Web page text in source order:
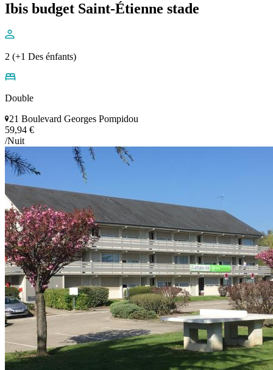
Ibis budget Saint-Étienne stade
2 (+1 Des énfants)
Double
21 Boulevard Georges Pompidou
59,94 €
/Nuit